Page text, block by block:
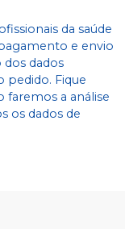
da saúde
e envio
dos dados
pedido. Fique
faremos a análise
os dados de